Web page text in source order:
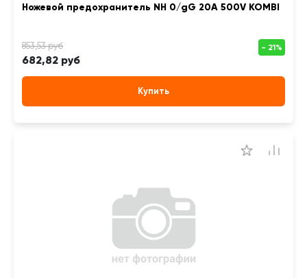
Ножевой предохранитель NH 0/gG 20A 500V KOMBI
682,82 руб
Купить